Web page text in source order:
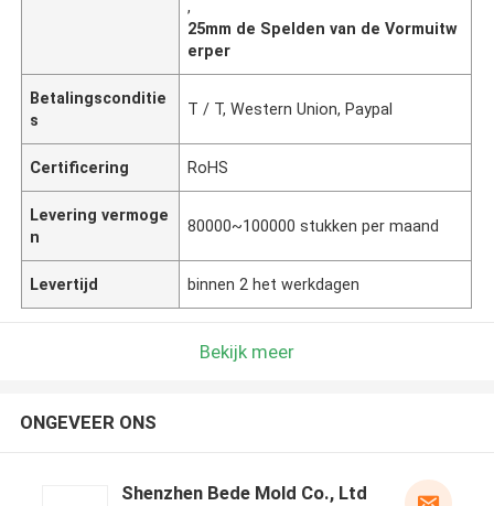
,
25mm de Spelden van de Vormuitw
erper
Betalingsconditie
s
T / T, Western Union, Paypal
Certificering RoHS
Levering vermoge
n
80000~100000 stukken per maand
Levertijd binnen 2 het werkdagen
Bekijk meer
ONGEVEER ONS
Shenzhen Bede Mold Co., Ltd